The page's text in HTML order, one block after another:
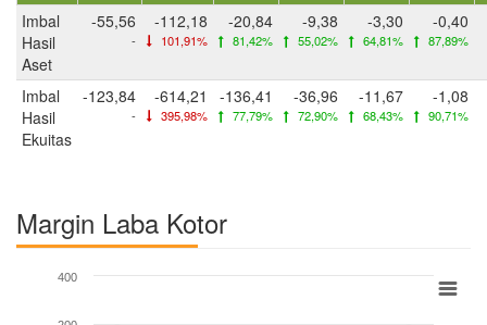
Imbal
Hasil
Aset
-55,56
-
-112,18
101,91%
-20,84
81,42%
-9,38
55,02%
-3,30
64,81%
-0,40
87,89%
Imbal
Hasil
Ekuitas
-123,84
-
-614,21
395,98%
-136,41
77,79%
-36,96
72,90%
-11,67
68,43%
-1,08
90,71%
Margin Laba Kotor
400